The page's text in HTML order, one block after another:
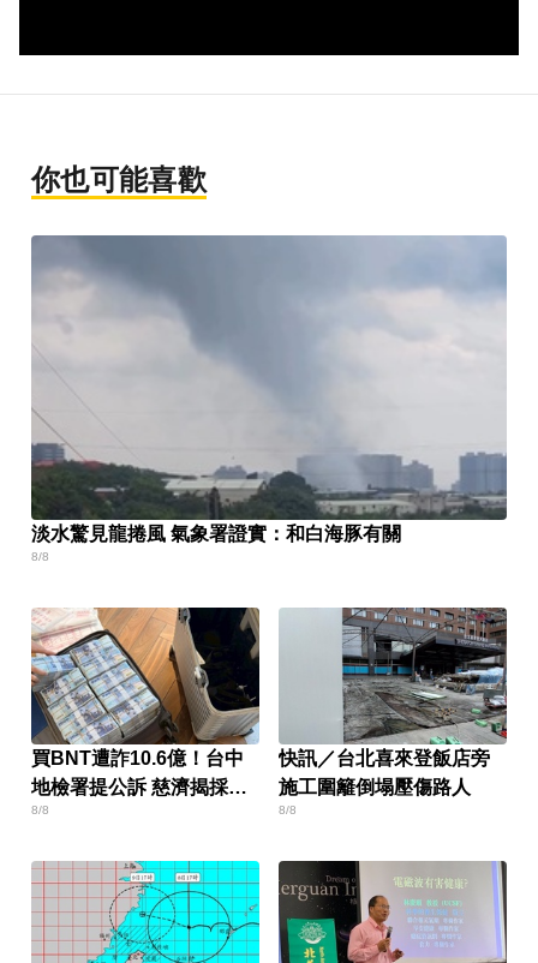
你也可能喜歡
淡水驚見龍捲風 氣象署證實：和白海豚有關
8/8
買BNT遭詐10.6億！台中
地檢署提公訴 慈濟揭採購
細節
8/8
快訊／台北喜來登飯店旁
施工圍籬倒塌壓傷路人
8/8